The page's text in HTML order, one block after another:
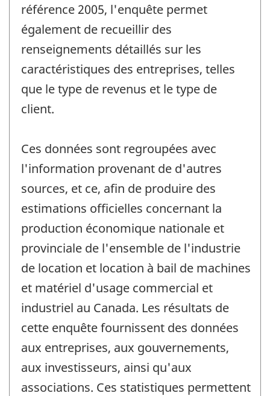
référence 2005, l'enquête permet
également de recueillir des
renseignements détaillés sur les
caractéristiques des entreprises, telles
que le type de revenus et le type de
client.
Ces données sont regroupées avec
l'information provenant de d'autres
sources, et ce, afin de produire des
estimations officielles concernant la
production économique nationale et
provinciale de l'ensemble de l'industrie
de location et location à bail de machines
et matériel d'usage commercial et
industriel au Canada. Les résultats de
cette enquête fournissent des données
aux entreprises, aux gouvernements,
aux investisseurs, ainsi qu'aux
associations. Ces statistiques permettent